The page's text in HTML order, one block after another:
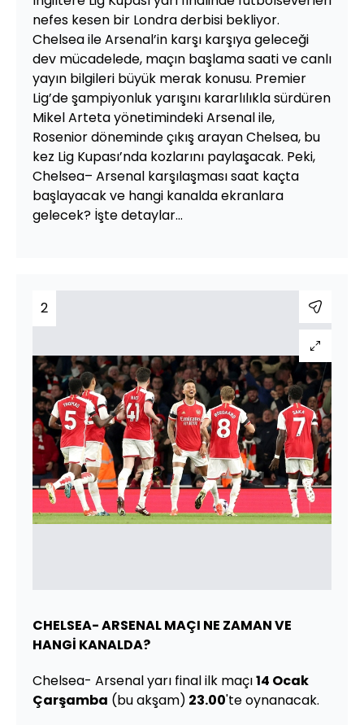
nefes kesen bir Londra derbisi bekliyor.
Chelsea ile Arsenal’in karşı karşıya geleceği
dev mücadelede, maçın başlama saati ve canlı
yayın bilgileri büyük merak konusu. Premier
Lig’de şampiyonluk yarışını kararlılıkla sürdüren
Mikel Arteta yönetimindeki Arsenal ile,
Rosenior döneminde çıkış arayan Chelsea, bu
kez Lig Kupası’nda kozlarını paylaşacak. Peki,
Chelsea– Arsenal karşılaşması saat kaçta
başlayacak ve hangi kanalda ekranlara
gelecek? İşte detaylar...
2
CHELSEA- ARSENAL MAÇI NE ZAMAN VE
HANGİ KANALDA?
Chelsea- Arsenal yarı final ilk maçı14 Ocak
Çarşamba (bu akşam) 23.00'te oynanacak.